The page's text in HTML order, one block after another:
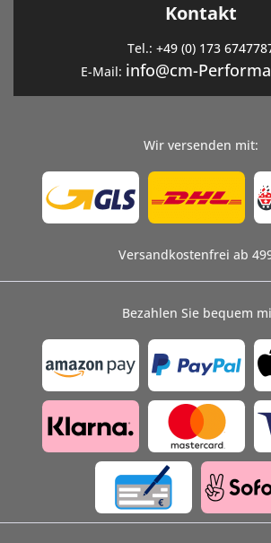
Kontakt
Tel.: +49 (0) 173
E-Mail: info@cm-
Wir versenden mit:
Versandkostenfrei ab
Bezahlen Sie bequem